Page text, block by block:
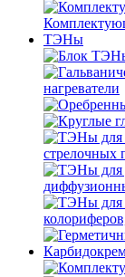
ТЭНы
нагреватели
стрелочных